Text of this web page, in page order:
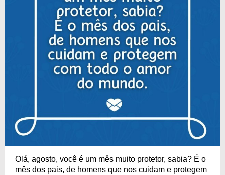
Olá, agosto, você é um mês muito protetor, sabia? É o
mês dos pais, de homens que nos cuidam e protegem